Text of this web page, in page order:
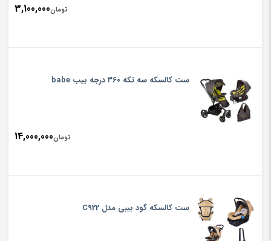
تومان3,100,000
ست کالسکه سه تکه ۳۶۰ درجه بیب babe
تومان14,000,000
ست کالسکه گود بیبی مدل C922